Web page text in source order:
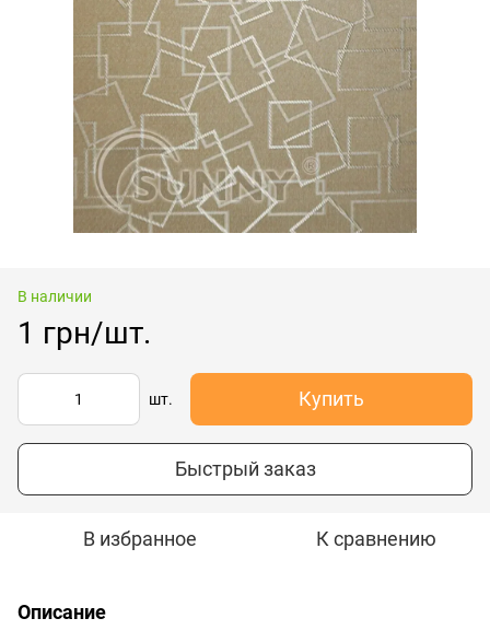
В наличии
1 грн/шт.
шт. Купить
Быстрый заказ
В избранное К сравнению
Описание